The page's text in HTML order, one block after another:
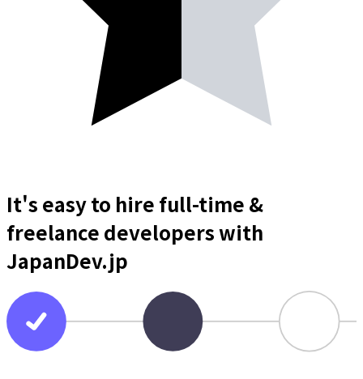
It's easy to hire full-time &
freelance developerswith
JapanDev.jp